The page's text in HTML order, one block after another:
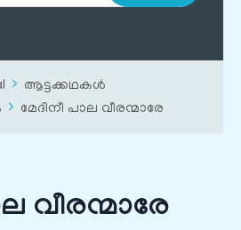
ആട്ടക്കഥകൾ
മേദിനീ പാല വീരന്മാരേ
വീരന്മാരേ